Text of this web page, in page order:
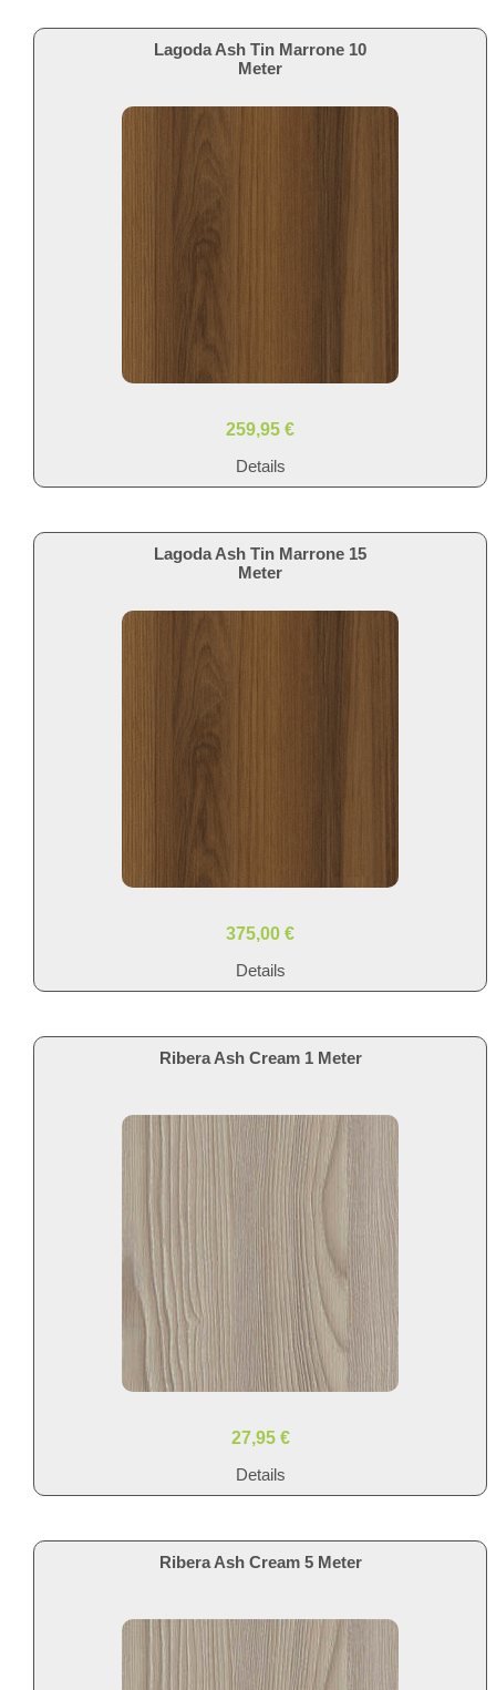
Lagoda Ash Tin Marrone 10
Meter
259,95 €
Details
Lagoda Ash Tin Marrone 15
Meter
375,00 €
Details
Ribera Ash Cream 1 Meter
27,95 €
Details
Ribera Ash Cream 5 Meter